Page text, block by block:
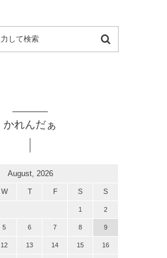
かれんだぁ
August, 2026
W T F S S
1 2
5 6 7 8 9
12 13 14 15 16